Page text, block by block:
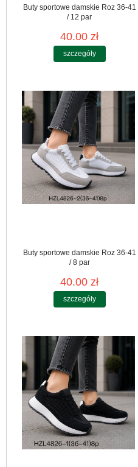
Buty sportowe damskie Roz 36-41
/ 12 par
40.00 zł
szczegóły
Buty sportowe damskie Roz 36-41
/ 8 par
40.00 zł
szczegóły